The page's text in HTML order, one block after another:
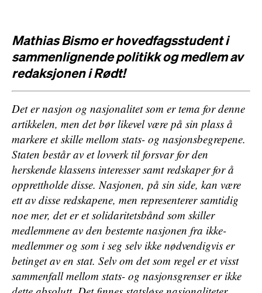
Mathias Bismo er hovedfagsstudent i
sammenlignende politikk og medlem av
redaksjonen iRødt!
Det er nasjon og nasjonalitet som er tema for denne
artikkelen, men det bør likevel være på sin plass å
markere et skille mellom stats- og nasjonsbegrepene.
Staten består av et lovverk til forsvar for den
herskende klassens interesser samt redskaper for å
opprettholde disse. Nasjonen, på sin side, kan være
ett av disse redskapene, men representerer samtidig
noe mer, det er et solidaritetsbånd som skiller
medlemmene av den bestemte nasjonen fra ikke-
medlemmer og som i seg selv ikke nødvendigvis er
betinget av en stat. Selv om det som regel er et visst
sammenfall mellom stats- og nasjonsgrenser er ikke